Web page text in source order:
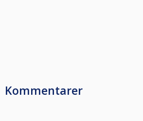
Kommentarer